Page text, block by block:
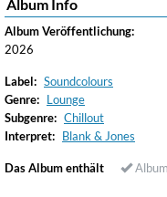
Album Info
Album Veröffentlichung:
2026
Label: Soundcolours
Genre: Lounge
Subgenre: Chillout
Interpret: Blank & Jones
Das Album enthält